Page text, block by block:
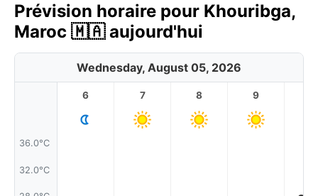
Prévision horaire pour Khouribga,
Maroc 🇲🇦 aujourd'hui
Wednesday, August 05, 2026
36.0°C
32.0°C
6 7 8 9